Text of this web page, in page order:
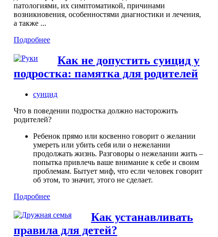
патологиями, их симптоматикой, причинами
возникновения, особенностями диагностики и лечения,
а также ...
Подробнее
Как не допустить суицид у
подростка: памятка для родителей
суицид
Что в поведении подростка должно насторожить
родителей?
Ребенок прямо или косвенно говорит о желании
умереть или убить себя или о нежелании
продолжать жизнь. Разговоры о нежелании жить –
попытка привлечь ваше внимание к себе и своим
проблемам. Бытует миф, что если человек говорит
об этом, то значит, этого не сделает.
Подробнее
Как устанавливать
правила для детей?